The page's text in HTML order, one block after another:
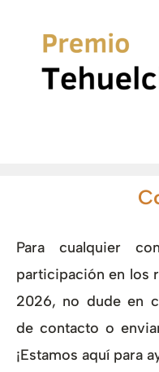
contenido
Para cualquier
participación en los
2026, no dude en
de contacto o
¡Estamos aquí para